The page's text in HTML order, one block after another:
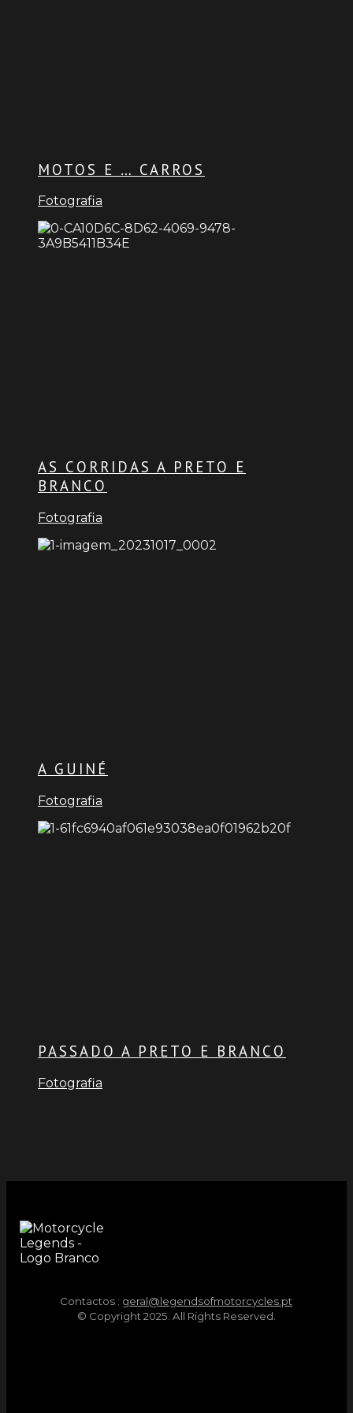
MOTOS E … CARROS
Fotografia
AS CORRIDAS A PRETO E
BRANCO
Fotografia
A GUINÉ
Fotografia
PASSADO A PRETO E BRANCO
Fotografia
Contactos : geral@legendsofmotorcycles.pt
© Copyright 2025. All Rights Reserved.